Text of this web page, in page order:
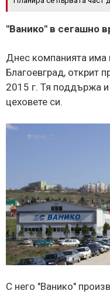
"Ванико" в сегашно
Днес компанията има
Благоевград, открит
2015 г. Тя поддържа
цеховете си.
С него "Ванико"